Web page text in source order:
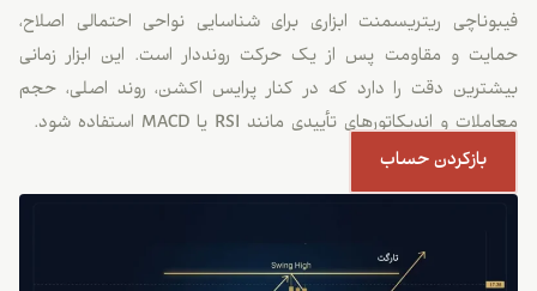
فیبوناچی ریتریسمنت ابزاری برای شناسایی نواحی احتمالی اصلاح،
حمایت و مقاومت پس از یک حرکت رونددار است. این ابزار زمانی
بیشترین دقت را دارد که در کنار پرایس اکشن، روند اصلی، حجم
معاملات و اندیکاتورهای تأییدی مانند RSI یا MACD استفاده شود.
بازکردن حساب